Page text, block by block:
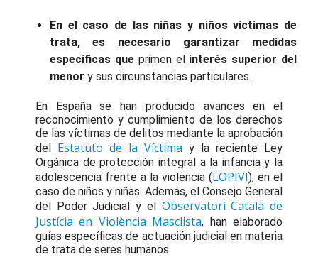
En el caso de las niñas y niños víctimas de
trata, es necesario garantizar medidas
específicas queprimen elinterés superior del
menor y sus circunstancias particulares.
En España se han producido avances en el
reconocimiento y cumplimiento de los derechos
de las víctimas de delitos mediante la aprobación
del Estatuto de la Víctima y la reciente Ley
Orgánica de protección integral a la infancia y la
adolescencia frente a la violencia (LOPIVI), en el
caso de niños y niñas. Además, el Consejo General
del Poder Judicial y el Observatori Català de
Justícia en Violència Masclista, han elaborado
guías específicas de actuación judicial en materia
de trata de seres humanos.